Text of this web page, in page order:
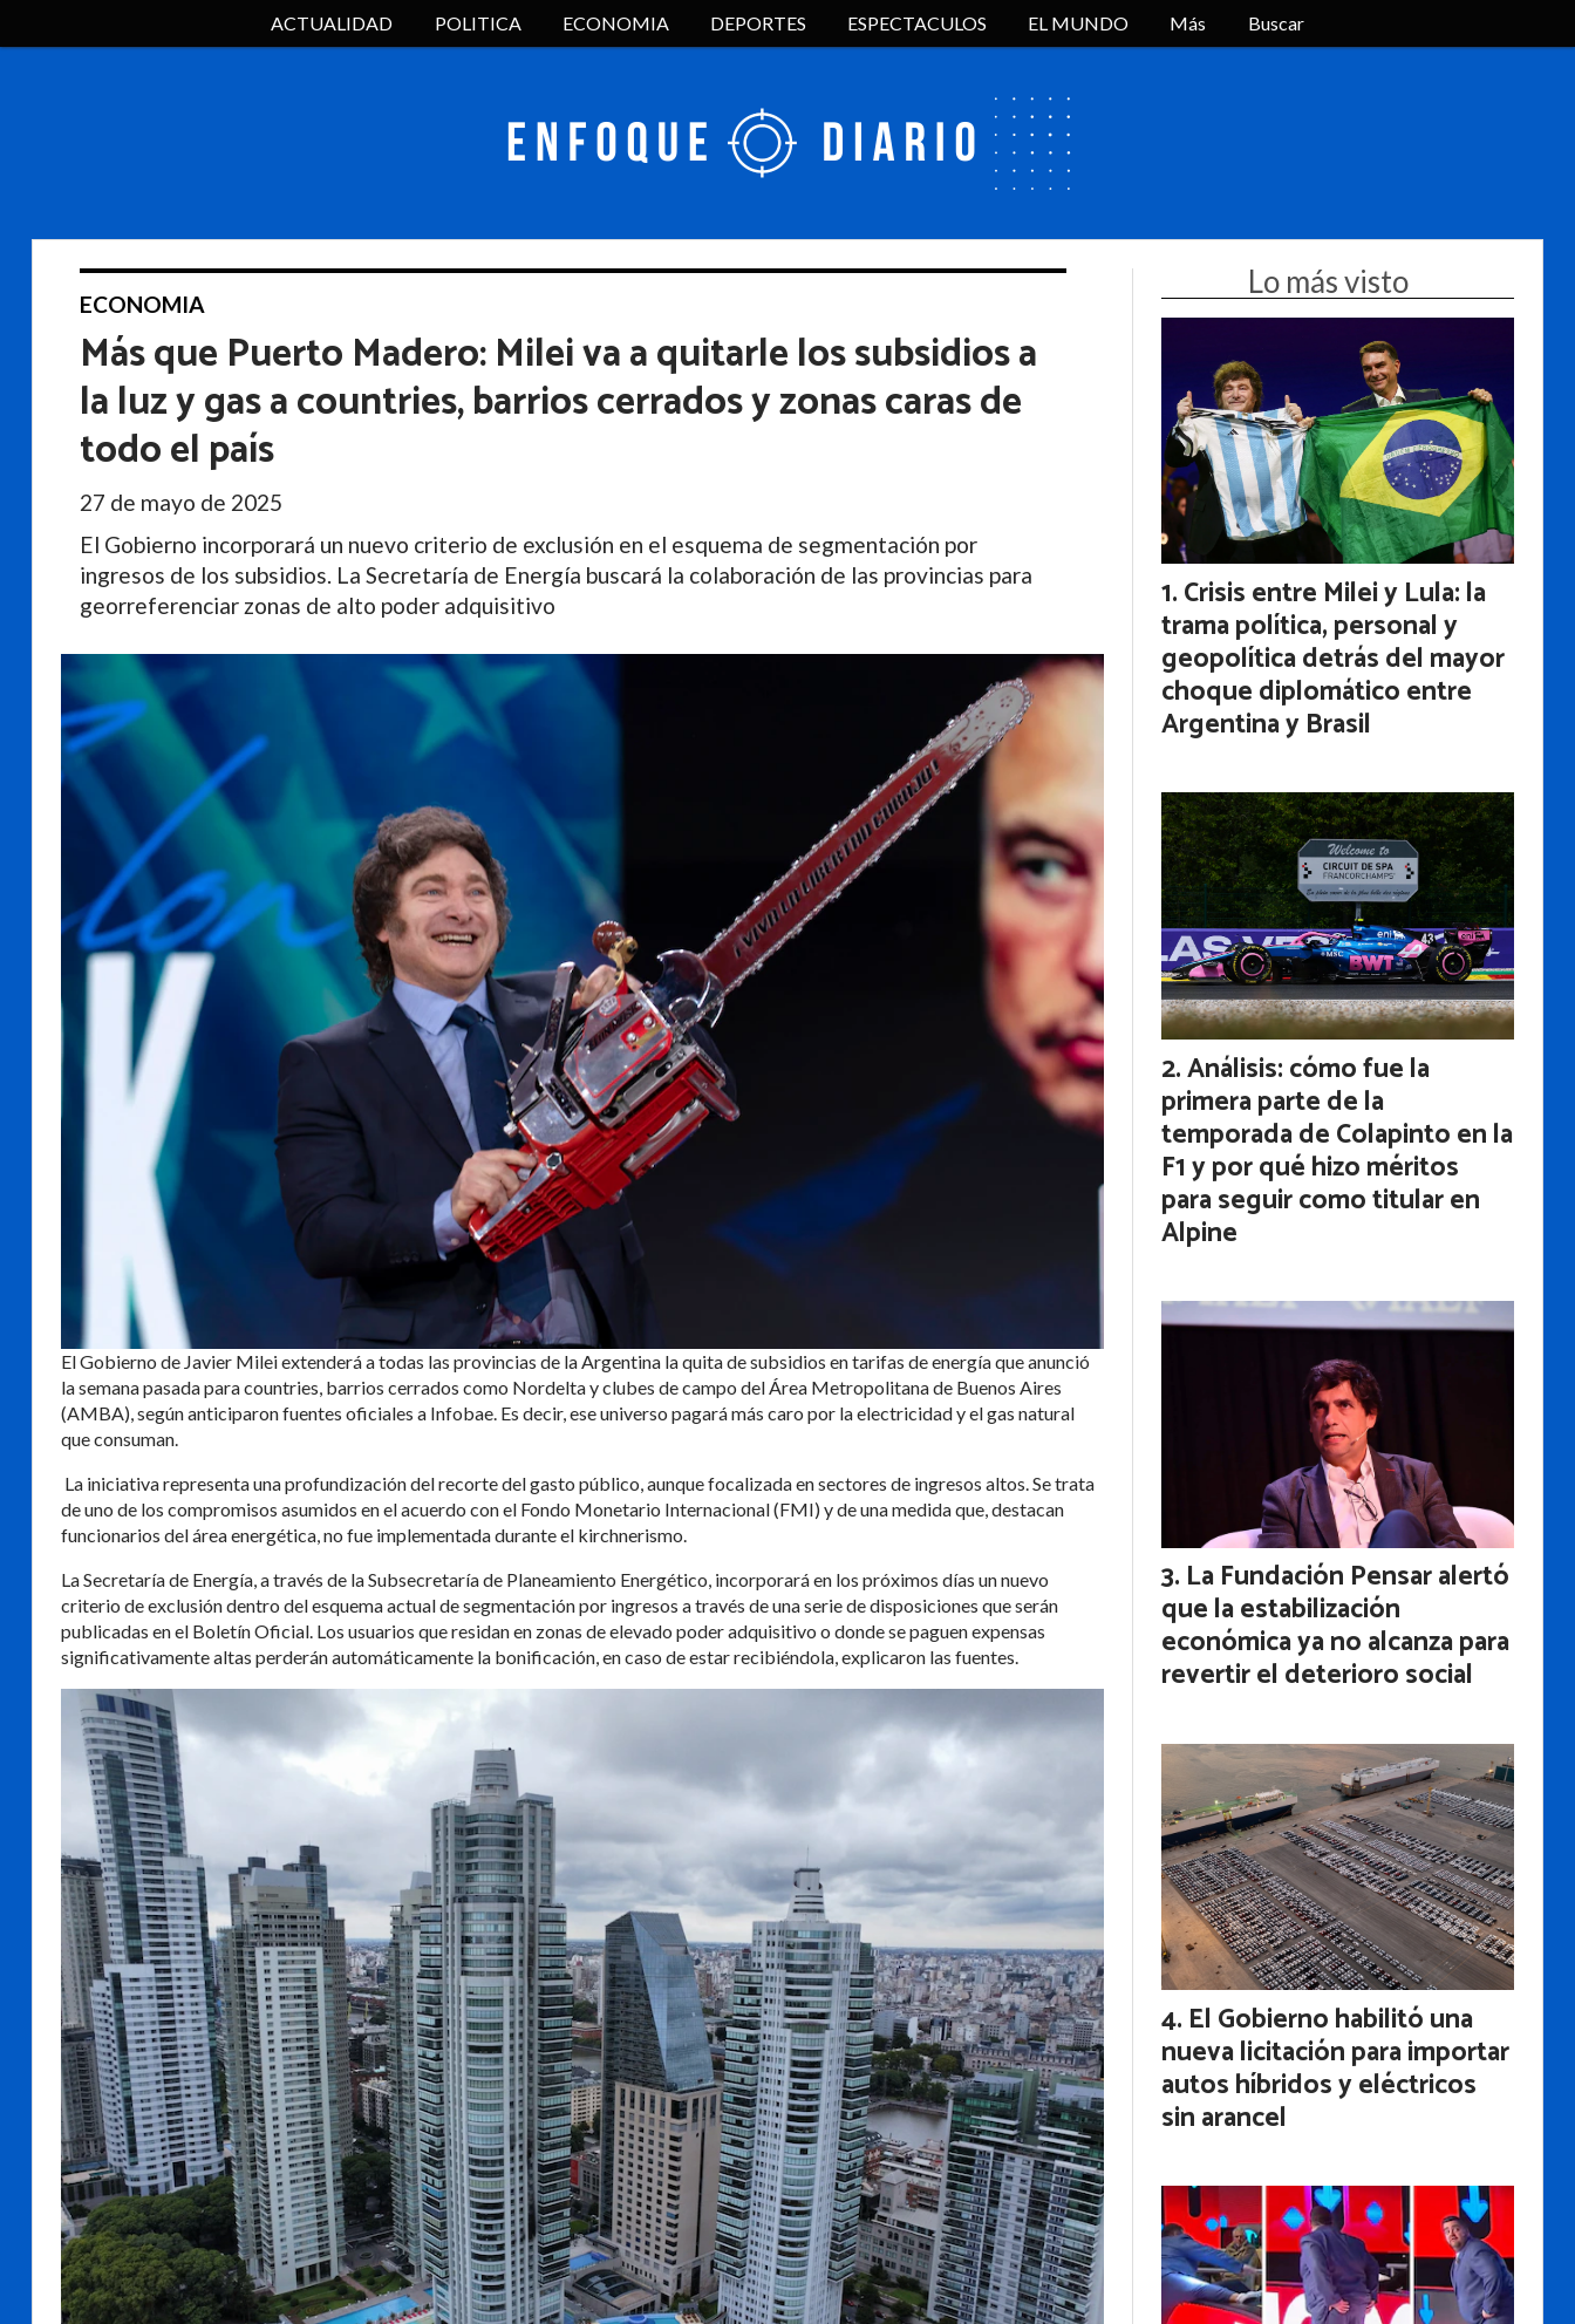
ACTUALIDAD POLITICA ECONOMIA DEPORTES ESPECTACULOS EL MUNDO Más Buscar
Más que Puerto Madero: Milei va a quitarle los subsidios a
la luz y gas a countries, barrios cerrados y zonas caras de
todo el país
El Gobierno incorporará un nuevo criterio de exclusión en el esquema de segmentación por
ingresos de los subsidios. La Secretaría de Energía buscará la colaboración de las provincias para
georreferenciar zonas de alto poder adquisitivo
ECONOMIA
27 de mayo de 2025
El Gobierno de Javier Milei extenderá a todas las provincias de la Argentina la quita de subsidios en tarifas de energía que anunció
la semana pasada para countries, barrios cerrados como Nordelta y clubes de campo del Área Metropolitana de Buenos Aires
(AMBA), según anticiparon fuentes oficiales a Infobae. Es decir, ese universo pagará más caro por la electricidad y el gas natural
que consuman.
La iniciativa representa una profundización del recorte del gasto público, aunque focalizada en sectores de ingresos altos. Se trata
de uno de los compromisos asumidos en el acuerdo con el Fondo Monetario Internacional (FMI) y de una medida que, destacan
funcionarios del área energética, no fue implementada durante el kirchnerismo.
La Secretaría de Energía, a través de la Subsecretaría de Planeamiento Energético, incorporará en los próximos días un nuevo
criterio de exclusión dentro del esquema actual de segmentación por ingresos a través de una serie de disposiciones que serán
publicadas en el Boletín Oficial. Los usuarios que residan en zonas de elevado poder adquisitivo o donde se paguen expensas
significativamente altas perderán automáticamente la bonificación, en caso de estar recibiéndola, explicaron las fuentes.
Lo más visto
Crisis entre Milei y Lula: la
trama política, personal y
geopolítica detrás del mayor
choque diplomático entre
Argentina y Brasil
Análisis: cómo fue la
primera parte de la
temporada de Colapinto en la
F1 y por qué hizo méritos
para seguir como titular en
Alpine
La Fundación Pensar alertó
que la estabilización
económica ya no alcanza para
revertir el deterioro social
El Gobierno habilitó una
nueva licitación para importar
autos híbridos y eléctricos
sin arancel